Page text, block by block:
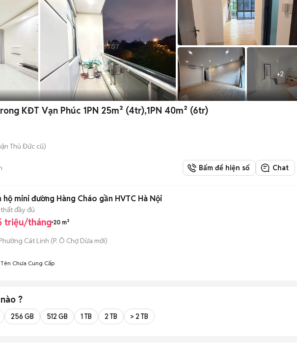
+2
KĐT Vạn Phúc 1PN 25m² (4tr),1PN 40m² (6tr)
Thủ Đức cũ)
Bấm để hiện số Chat
hộ mini đường Hàng Cháo gần HVTC Hà Nội
đầy đủ
triệu/tháng 20 m²
Cát Linh (P. Ô Chợ Dừa mới)
Tên Chưa Cung Cấp
nào ?
256 GB 512 GB 1 TB 2 TB > 2 TB